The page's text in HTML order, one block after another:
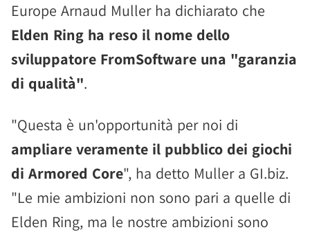
Europe Arnaud Muller ha dichiarato che
Elden Ring ha reso il nome dello
sviluppatore FromSoftware una "garanzia
di qualità".
"Questa è un'opportunità per noi di
ampliare veramente il pubblico dei giochi
di Armored Core", ha detto Muller a GI.biz.
"Le mie ambizioni non sono pari a quelle di
Elden Ring, ma le nostre ambizioni sono